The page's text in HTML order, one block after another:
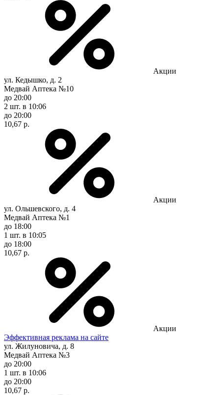
Акции
ул. Кедышко, д. 2
Медвай Аптека №10
до 20:00
2 шт. в 10:06
до 20:00
10,67 р.
Акции
ул. Ольшевского, д. 4
Медвай Аптека №1
до 18:00
1 шт. в 10:05
до 18:00
10,67 р.
Акции
Эффективная реклама на сайте
ул. Жилуновича, д. 8
Медвай Аптека №3
до 20:00
1 шт. в 10:06
до 20:00
10,67 р.